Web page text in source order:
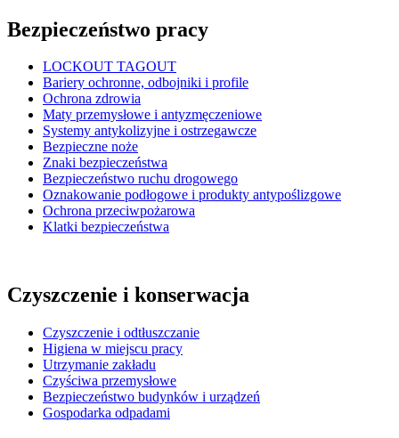
Bezpieczeństwo pracy
LOCKOUT TAGOUT
Bariery ochronne, odbojniki i profile
Ochrona zdrowia
Maty przemysłowe i antyzmęczeniowe
Systemy antykolizyjne i ostrzegawcze
Bezpieczne noże
Znaki bezpieczeństwa
Bezpieczeństwo ruchu drogowego
Oznakowanie podłogowe i produkty antypoślizgowe
Ochrona przeciwpożarowa
Klatki bezpieczeństwa
Czyszczenie i konserwacja
Czyszczenie i odtłuszczanie
Higiena w miejscu pracy
Utrzymanie zakładu
Czyściwa przemysłowe
Bezpieczeństwo budynków i urządzeń
Gospodarka odpadami